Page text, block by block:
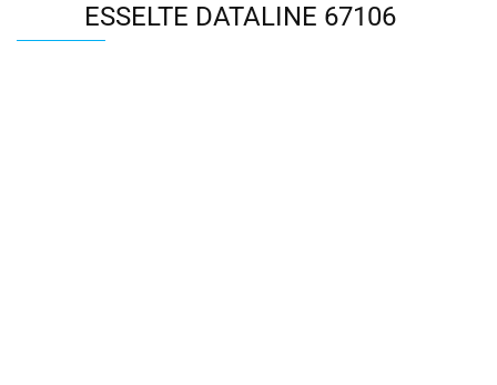
ESSELTE DATALINE 67106